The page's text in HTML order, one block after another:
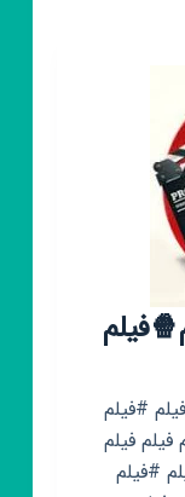
#فیلم
فیلم فیلم
#فیلم